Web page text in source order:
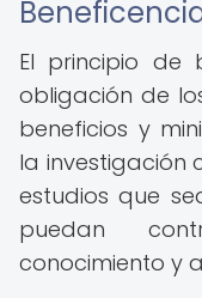
El principio de
obligación de
beneficios y
la investigación
estudios que
puedan
conocimiento y